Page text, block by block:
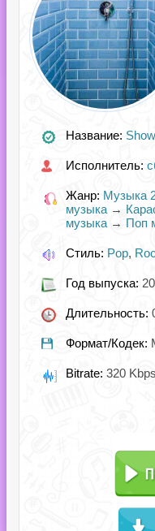
Название:
Исполнитель:
Жанр: Музыка
музыка →
музыка → Поп
Стиль: Pop,
Год выпуска:
Длительность:
Формат/Кодек:
Bitrate: 320 Kbps